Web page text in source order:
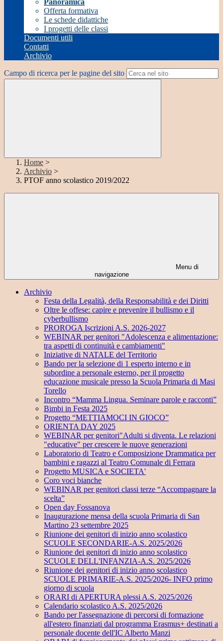
Panoramica
Offerta formativa
Le schede didattiche
I progetti delle classi
Documenti utili
Contatti
Archivio
Campo di ricerca per le pagine del sito
Home >
Archivio >
PTOF anno scolastico 2019/2022
Menu di
navigazione
Archivio
Festa della Legalità, della Responsabilità e dei Diritti
Oltre le offese: capire e prevenire il bullismo e il
cyberbullismo
PROROGA Iscrizioni A.S. 2026-2027
WEBINAR per genitori "Adolescenza e alimentazione:
tra aspetti di continuità e cambiamenti"
Iniziative di NATALE del Territorio
Bando per la selezione di 1 esperto interno e in
subordine a personale esterno, per il progetto
educazione musicale presso la Scuola Primaria di Masi
Torello
Incontro “Mamma Lingua. Seminare parole e racconti”
Bimbi in Festa 2025
Progetto “METTIAMOCI IN GIOCO”
ORIENTA DAY 2025
WEBINAR per genitori"Adulti si diventa. Le relazioni
"educative" per crescere le nuove generazioni
Laboratorio di Teatro e Composizione Drammatica per
bambini e ragazzi al Teatro Comunale di Ferrara
Progetto MUSICA e SOCIETA'
Coro voci bianche
WEBINAR per genitori classi terze “Accompagnare la
scelta”
Open day Fossanova
Inaugurazione mensa della scuola Primaria di San
Martino 23 settembre 2025
Riunione dei genitori di inizio anno scolastico
SCUOLE SECONDARIE-A.S. 2025/2026
Riunione dei genitori di inizio anno scolastico
SCUOLE DELL'INFANZIA-A.S. 2025/2026
Riunione dei genitori di inizio anno scolastico
SCUOLE PRIMARIE-A.S. 2025/2026- INFO primo
giorno di scuola
ORARI di APERTURA plessi A.S. 2025/2026
Calendario scolastico A.S. 2025/2026
Bando per l'assegnazione di percorsi di formazione
all'estero finanziati dal programma Erasmus+ destinati a
personale docente dell'IC Alberto Manzi